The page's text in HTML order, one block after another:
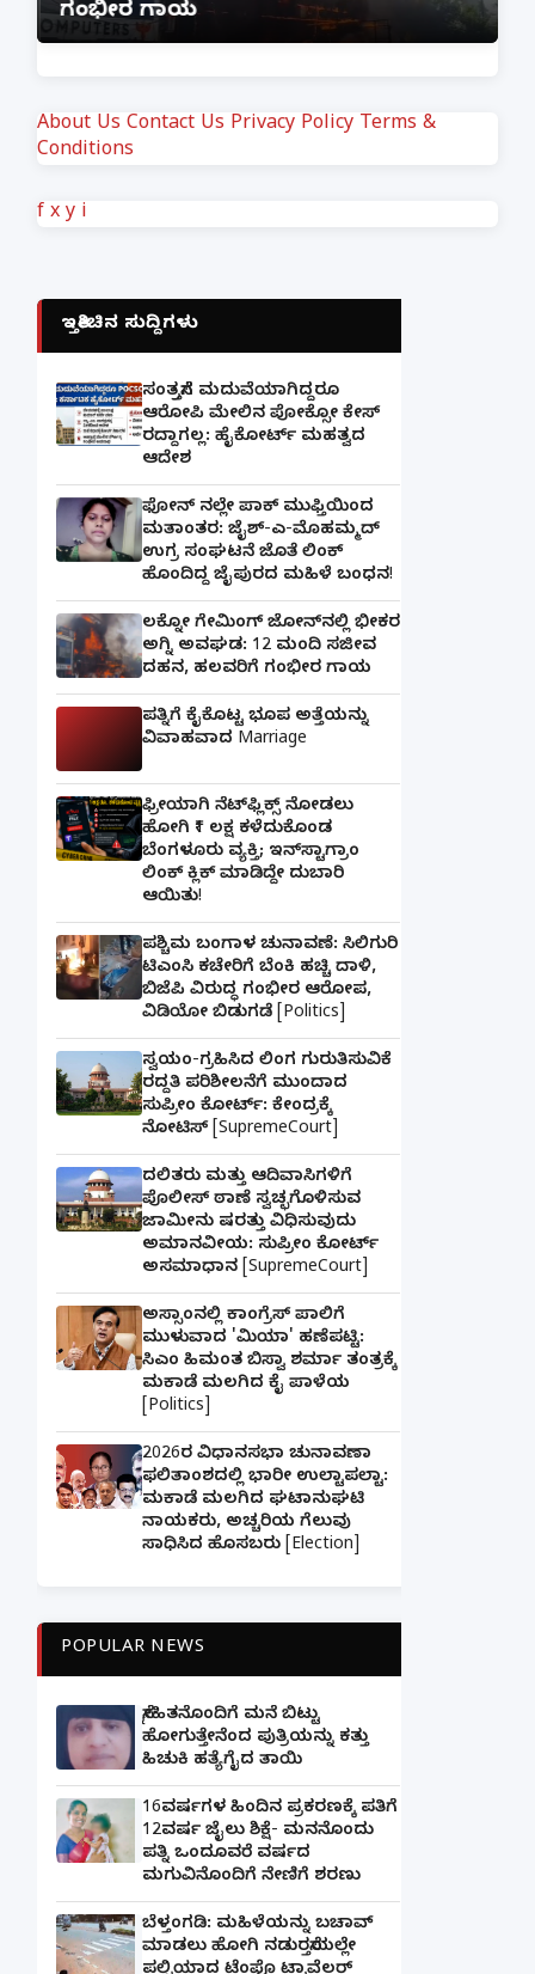
ಗಂಭೀರ ಗಾಯ
About Us Contact Us Privacy Policy Terms &
Conditions
f x y i
ಇತ್ತೀಚಿನ ಸುದ್ದಿಗಳು
ಸಂತ್ರಸ್ತೆಗೆ ಮದುವೆಯಾಗಿದ್ದರೂ
ಆರೋಪಿ ಮೇಲಿನ ಪೋಕ್ಸೋ ಕೇಸ್
ರದ್ದಾಗಲ್ಲ: ಹೈಕೋರ್ಟ್ ಮಹತ್ವದ
ಆದೇಶ
ಫೋನ್ ನಲ್ಲೇ ಪಾಕ್ ಮುಫ್ತಿಯಿಂದ
ಮತಾಂತರ: ಜೈಶ್-ಎ-ಮೊಹಮ್ಮದ್
ಉಗ್ರ ಸಂಘಟನೆ ಜೊತೆ ಲಿಂಕ್
ಹೊಂದಿದ್ದ ಜೈಪುರದ ಮಹಿಳೆ ಬಂಧನ!
ಲಕ್ನೋ ಗೇಮಿಂಗ್ ಜೋನ್‌ನಲ್ಲಿ ಭೀಕರ
ಅಗ್ನಿ ಅವಘಡ: 12 ಮಂದಿ ಸಜೀವ
ದಹನ, ಹಲವರಿಗೆ ಗಂಭೀರ ಗಾಯ
ಪತ್ನಿಗೆ ಕೈಕೊಟ್ಟ ಭೂಪ ಅತ್ತೆಯನ್ನು
ವಿವಾಹವಾದ Marriage
ಫ್ರೀಯಾಗಿ ನೆಟ್‌ಫ್ಲಿಕ್ಸ್ ನೋಡಲು
ಹೋಗಿ ₹1 ಲಕ್ಷ ಕಳೆದುಕೊಂಡ
ಬೆಂಗಳೂರು ವ್ಯಕ್ತಿ; ಇನ್‌ಸ್ಟಾಗ್ರಾಂ
ಲಿಂಕ್ ಕ್ಲಿಕ್ ಮಾಡಿದ್ದೇ ದುಬಾರಿ
ಆಯಿತು!
ಪಶ್ಚಿಮ ಬಂಗಾಳ ಚುನಾವಣೆ: ಸಿಲಿಗುರಿ
ಟಿಎಂಸಿ ಕಚೇರಿಗೆ ಬೆಂಕಿ ಹಚ್ಚಿ ದಾಳಿ,
ಬಿಜೆಪಿ ವಿರುದ್ಧ ಗಂಭೀರ ಆರೋಪ,
ವಿಡಿಯೋ ಬಿಡುಗಡೆ [Politics]
ಸ್ವಯಂ-ಗ್ರಹಿಸಿದ ಲಿಂಗ ಗುರುತಿಸುವಿಕೆ
ರದ್ದತಿ ಪರಿಶೀಲನೆಗೆ ಮುಂದಾದ
ಸುಪ್ರೀಂ ಕೋರ್ಟ್: ಕೇಂದ್ರಕ್ಕೆ
ನೋಟಿಸ್ [SupremeCourt]
ದಲಿತರು ಮತ್ತು ಆದಿವಾಸಿಗಳಿಗೆ
ಪೊಲೀಸ್ ಠಾಣೆ ಸ್ವಚ್ಛಗೊಳಿಸುವ
ಜಾಮೀನು ಷರತ್ತು ವಿಧಿಸುವುದು
ಅಮಾನವೀಯ: ಸುಪ್ರೀಂ ಕೋರ್ಟ್
ಅಸಮಾಧಾನ [SupremeCourt]
ಅಸ್ಸಾಂನಲ್ಲಿ ಕಾಂಗ್ರೆಸ್ ಪಾಲಿಗೆ
ಮುಳುವಾದ 'ಮಿಯಾ' ಹಣೆಪಟ್ಟಿ:
ಸಿಎಂ ಹಿಮಂತ ಬಿಸ್ವಾ ಶರ್ಮಾ ತಂತ್ರಕ್ಕೆ
ಮಕಾಡೆ ಮಲಗಿದ ಕೈ ಪಾಳೆಯ
[Politics]
2026ರ ವಿಧಾನಸಭಾ ಚುನಾವಣಾ
ಫಲಿತಾಂಶದಲ್ಲಿ ಭಾರೀ ಉಲ್ಟಾಪಲ್ಟಾ:
ಮಕಾಡೆ ಮಲಗಿದ ಘಟಾನುಘಟಿ
ನಾಯಕರು, ಅಚ್ಚರಿಯ ಗೆಲುವು
ಸಾಧಿಸಿದ ಹೊಸಬರು [Election]
POPULAR NEWS
ಸ್ನೇಹಿತನೊಂದಿಗೆ ಮನೆ ಬಿಟ್ಟು
ಹೋಗುತ್ತೇನೆಂದ ಪುತ್ರಿಯನ್ನು ಕತ್ತು
ಹಿಚುಕಿ ಹತ್ಯೆಗೈದ ತಾಯಿ
16ವರ್ಷಗಳ ಹಿಂದಿನ ಪ್ರಕರಣಕ್ಕೆ ಪತಿಗೆ
12ವರ್ಷ ಜೈಲು ಶಿಕ್ಷೆ- ಮನನೊಂದು
ಪತ್ನಿ ಒಂದೂವರೆ ವರ್ಷದ
ಮಗುವಿನೊಂದಿಗೆ ನೇಣಿಗೆ ಶರಣು
ಬೆಳ್ತಂಗಡಿ: ಮಹಿಳೆಯನ್ನು ಬಚಾವ್
ಮಾಡಲು ಹೋಗಿ ನಡುರಸ್ತೆಯಲ್ಲೇ